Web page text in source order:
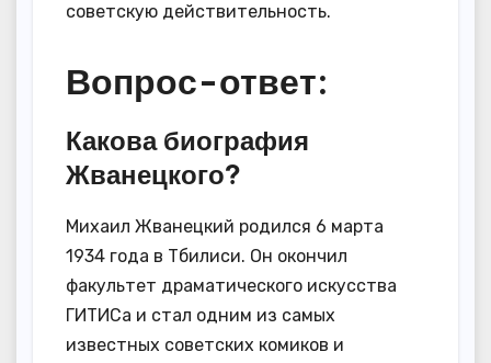
советскую действительность.
Вопрос-ответ:
Какова биография
Жванецкого?
Михаил Жванецкий родился 6 марта
1934 года в Тбилиси. Он окончил
факультет драматического искусства
ГИТИСа и стал одним из самых
известных советских комиков и